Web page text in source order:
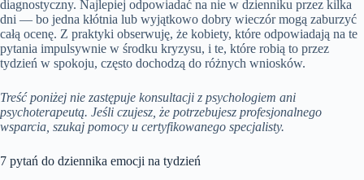
diagnostyczny. Najlepiej odpowiadać na nie w dzienniku przez kilka
dni — bo jedna kłótnia lub wyjątkowo dobry wieczór mogą zaburzyć
całą ocenę. Z praktyki obserwuję, że kobiety, które odpowiadają na te
pytania impulsywnie w środku kryzysu, i te, które robią to przez
tydzień w spokoju, często dochodzą do różnych wniosków.
Treść poniżej nie zastępuje konsultacji z psychologiem ani
psychoterapeutą. Jeśli czujesz, że potrzebujesz profesjonalnego
wsparcia, szukaj pomocy u certyfikowanego specjalisty.
7 pytań do dziennika emocji na tydzień